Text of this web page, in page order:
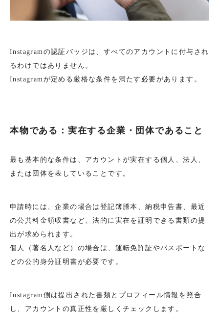
Instagramの認証バッジは、すべてのアカウントに付与され
るわけではありません。
Instagramが定める厳格な条件を満たす必要があります。
本物である：実在する企業・団体であること
最も基本的な条件は、アカウントが実在する個人、法人、
または団体を表していることです。
申請時には、企業の場合は登記簿謄本、納税申告書、最近
の公共料金領収書など、法的に実在を証明できる書類の提
出が求められます。
個人（著名人など）の場合は、運転免許証やパスポートな
どの公的身分証明書が必要です。
Instagram側は提出された書類とプロフィール情報を照合
し、アカウントの真正性を厳しくチェックします。